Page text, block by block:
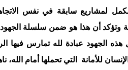
وتؤكد أن هذا هو ضمن سلسلة
هذه الجهود عبادة لله تمارس فيها
للأمانة التي تحملها أمام الله،